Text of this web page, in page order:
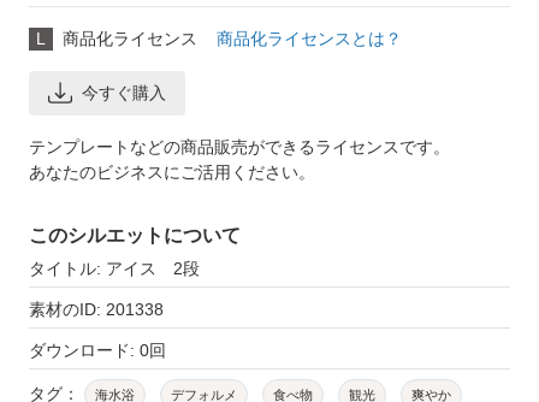
L 商品化ライセンス 商品化ライセンスとは？
今すぐ購入
テンプレートなどの商品販売ができるライセンスです。
あなたのビジネスにご活用ください。
このシルエットについて
タイトル: アイス 2段
素材のID: 201338
ダウンロード: 0回
タグ： 海水浴 デフォルメ 食べ物 観光 爽やか